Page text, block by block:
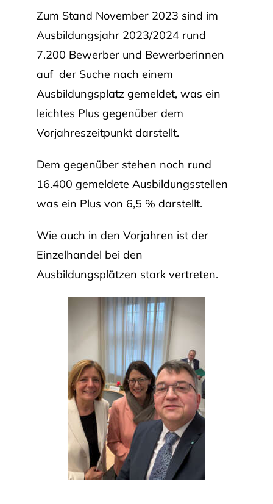
Zum Stand November 2023 sind im
Ausbildungsjahr 2023/2024 rund
7.200 Bewerber und Bewerberinnen
auf der Suche nach einem
Ausbildungsplatz gemeldet, was ein
leichtes Plus gegenüber dem
Vorjahreszeitpunkt darstellt.
Dem gegenüber stehen noch rund
16.400 gemeldete Ausbildungsstellen
was ein Plus von 6,5 % darstellt.
Wie auch in den Vorjahren ist der
Einzelhandel bei den
Ausbildungsplätzen stark vertreten.